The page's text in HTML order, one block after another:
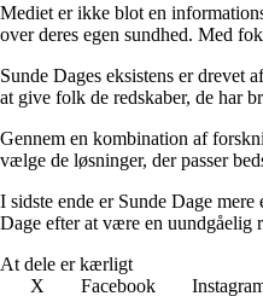
Mediet er ikke blot en
over deres egen sundhed. Med
Sunde Dages eksistens er drevet
at give folk de redskaber, de har
Gennem en kombination af
vælge de løsninger, der passer
I sidste ende er Sunde Dage
Dage efter at være en uundgåelig
At dele er kærligt
X
Facebook